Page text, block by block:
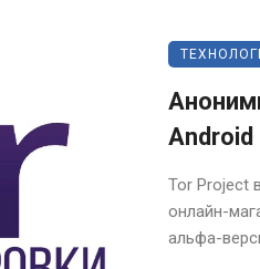
ТЕХНОЛОГІЇ
Android
Tor Project
онлайн-
альфа-